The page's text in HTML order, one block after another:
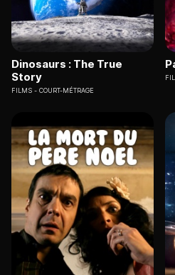
Dinosaurs : The True
Story
FILMS COURT-MÉTRAGE